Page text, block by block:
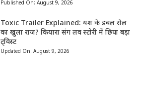
Published On: August 9, 2026
Toxic Trailer Explained: यश के डबल रोल
का खुला राज? कियारा संग लव स्टोरी में छिपा बड़ा
ट्विस्ट
Updated On: August 9, 2026